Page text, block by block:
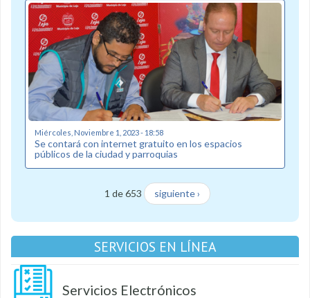
Miércoles, Noviembre 1, 2023 - 18:58
Se contará con internet gratuito en los espacios
públicos de la ciudad y parroquias
1 de 653 siguiente ›
SERVICIOS EN LÍNEA
Servicios Electrónicos